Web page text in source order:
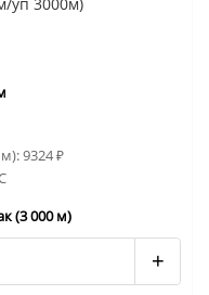
м):9324₽
(3 000 м)
+